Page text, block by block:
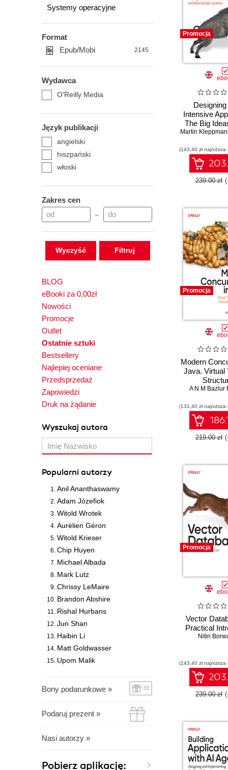
Systemy operacyjne
Format
Epub/Mobi
2145
Wydawca
O'Reilly Media
Język publikacji
angielski
hiszpański
włoski
Zakres cen
–
Wyczyść
BLOG
eBooki za 0,00zł
Nowości
Promocje
Outlet
Ostatnie sztuki
Bestsellery
Najlepiej oceniane
Przedsprzedaż
Zapowiedzi
Druk na żądanie
Wyszukaj autora
Popularni autorzy
Anil Ananthaswamy
Adam Józefiok
Witold Wrotek
Aurélien Géron
Witold Krieser
Chip Huyen
Michael Albada
Mark Lutz
Chrissy LeMaire
Brandon Abshire
Rishal Hurbans
Jun Shan
Haibin Li
Matt Goldwasser
Upom Malik
Bony podarunkowe »
Podaruj prezent »
Nasi autorzy »
Pobierz aplikację:
Promocja
Intensive
The Big
Reliable,
2nd
Martin
(143,40 zł
239.00 zł
Promocja
Modern
Java. Virtual
A N M Bazlur
(131,40 zł
219.00 zł
Promocja
Vector
Practical
Nitin
(143,40 zł
239.00 zł